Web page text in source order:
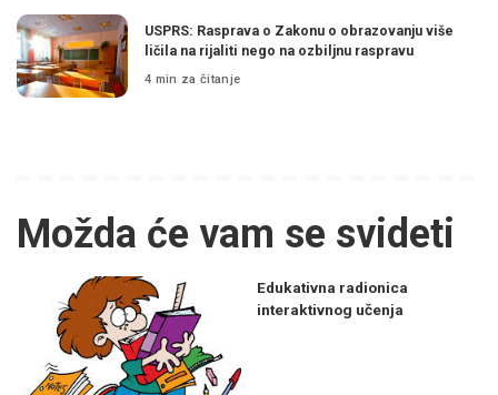
USPRS: Rasprava o Zakonu o obrazovanju više
ličila na rijaliti nego na ozbiljnu raspravu
4 min za čitanje
Možda će vam se svideti
Edukativna radionica
interaktivnog učenja